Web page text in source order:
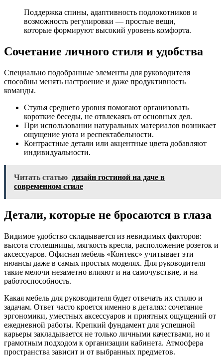
Поддержка спины, адаптивность подлокотников и
возможность регулировки — простые вещи,
которые формируют высокий уровень комфорта.
Сочетание личного стиля и удобства
Специально подобранные элементы для руководителя
способны менять настроение и даже продуктивность
команды.
Стулья среднего уровня помогают организовать
короткие беседы, не отвлекаясь от основных дел.
При использовании натуральных материалов возникает
ощущение уюта и респектабельности.
Контрастные детали или акцентные цвета добавляют
индивидуальности.
Читать статью дизайн гостиной на даче в
современном стиле
Детали, которые не бросаются в глаза
Видимое удобство складывается из невидимых факторов:
высота столешницы, мягкость кресла, расположение розеток и
аксессуаров. Офисная мебель «Контекс» учитывает эти
нюансы даже в самых простых моделях. Для руководителя
такие мелочи незаметно влияют и на самочувствие, и на
работоспособность.
Какая мебель для руководителя будет отвечать их стилю и
задачам. Ответ часто кроется именно в деталях: сочетание
эргономики, уместных аксессуаров и приятных ощущений от
ежедневной работы. Крепкий фундамент для успешной
карьеры закладывается не только личными качествами, но и
грамотным подходом к организации кабинета. Атмосфера
пространства зависит и от выбранных предметов.